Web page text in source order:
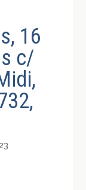
16
c/